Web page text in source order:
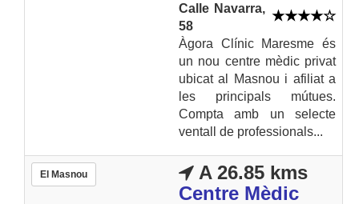
Calle Navarra,
58
Àgora Clínic Maresme és
un nou centre mèdic privat
ubicat al Masnou i afiliat a
les principals mútues.
Compta amb un selecte
ventall de professionals...
El Masnou
A 26.85 kms
Centre Mèdic